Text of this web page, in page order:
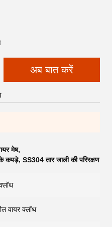
अब बात करें
मेष,
के कपड़े, SS304 तार जाली की परिरक्षण
वायर क्लॉथ